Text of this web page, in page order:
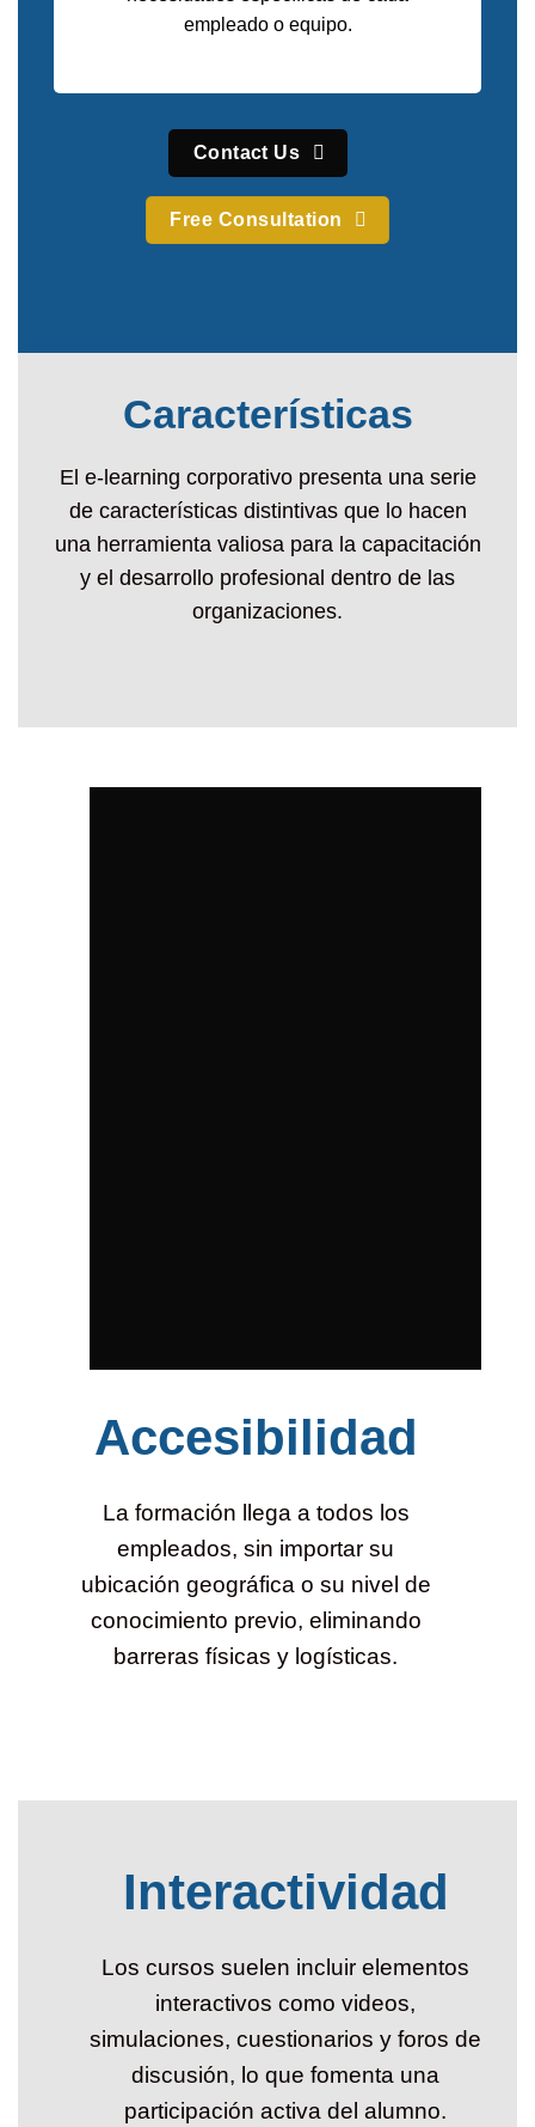
empleado o equipo.
Contact Us
Free Consultation
Características
El e-learning corporativo presenta una serie
de características distintivas que lo hacen
una herramienta valiosa para la capacitación
y el desarrollo profesional dentro de las
organizaciones.
Accesibilidad
La formación llega a todos los
empleados, sin importar su
ubicación geográfica o su nivel de
conocimiento previo, eliminando
barreras físicas y logísticas.
Interactividad
Los cursos suelen incluir elementos
interactivos como videos,
simulaciones, cuestionarios y foros de
discusión, lo que fomenta una
participación activa del alumno.